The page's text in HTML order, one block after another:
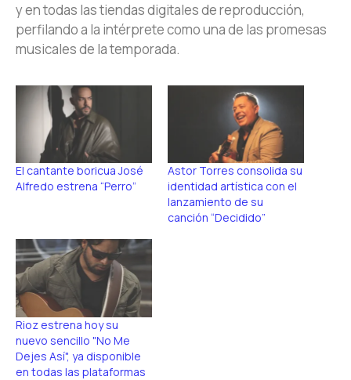
y en todas las tiendas digitales de reproducción,
perfilando a la intérprete como una de las promesas
musicales de la temporada.
El cantante boricua José
Alfredo estrena “Perro”
Astor Torres consolida su
identidad artística con el
lanzamiento de su
canción “Decidido”
Rioz estrena hoy su
nuevo sencillo "No Me
Dejes Así", ya disponible
en todas las plataformas